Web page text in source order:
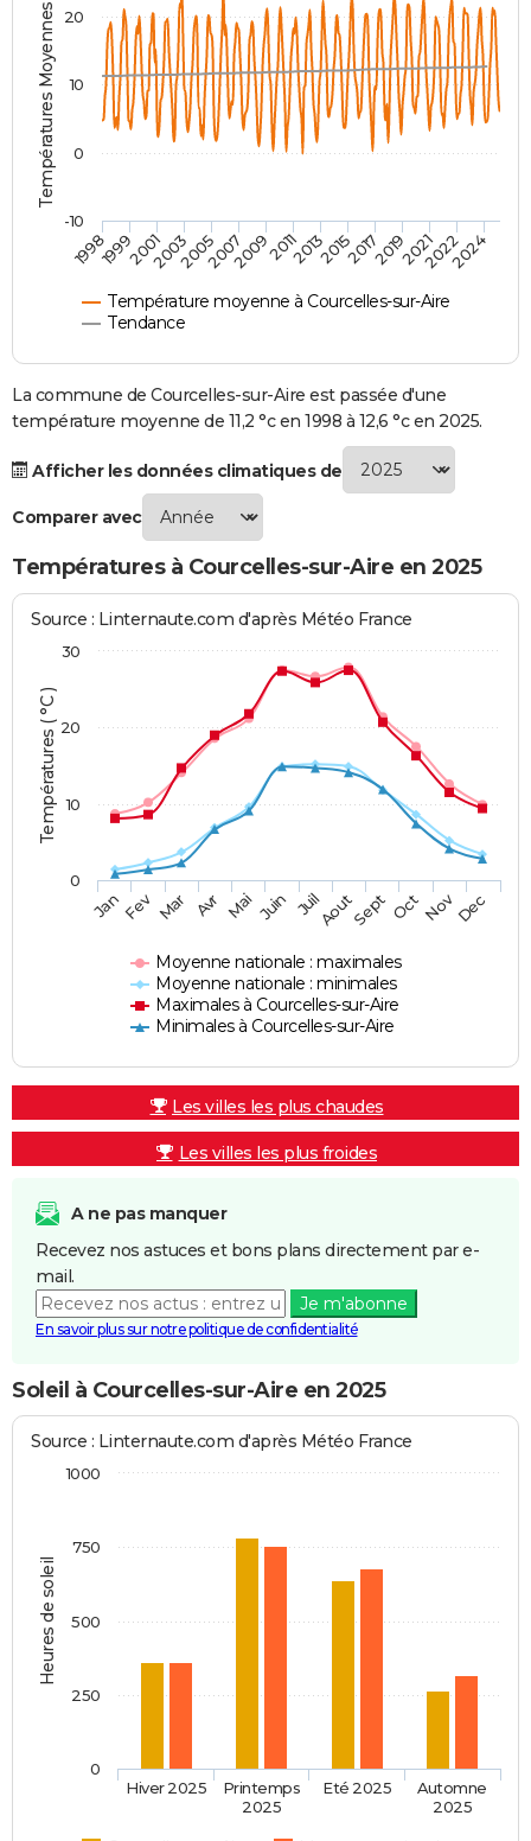
Destinations
City break
Voyage nature
Voyage de noces
Forum
Climat
PHOTO
GUIDES D'ACHAT
BONS PLANS
CARTE DE VOEUX
Carte de Noël
Carte Bonne année
Carte Saint-Valentin
Carte Pâques
Carte d'anniversaire
DICTIONNAIRE
Dictionnaire
Biographies
Citations
Expressions
Proverbes
PROGRAMME TV
COPAINS D'AVANT
S'inscrire
Se connecter
Lycées
Collèges
Primaires
Universités
Entreprises
Service militaire
Avis de recherche
AVIS DE DÉCÈS
FORUM
Températures Moyennes ( °C )
Température moyenne à Courcelles-sur-Aire
Tendance
199819992001200320052007200920112013201520172019202120222024
-10
0
10
20
La commune de Courcelles-sur-Aire est passée d'une
température moyenne de 11,2 °c en 1998 à 12,6 °c en 2025.
Afficher les données climatiques de
Comparer avec
Températures à Courcelles-sur-Aire en 2025
Températures ( °C )
Source : Linternaute.com d'après Météo France
Moyenne nationale : maximales
Moyenne nationale : minimales
Maximales à Courcelles-sur-Aire
Minimales à Courcelles-sur-Aire
JanFev Mar Avr Mai Juin JuilAoutSept OctNovDec
0
10
20
30
Les villes les plus chaudes
Les villes les plus froides
A ne pas manquer
Recevez nos astuces et bons plans directement par e-
mail.
Je m'abonne
En savoir plus sur notre politique de confidentialité
Soleil à Courcelles-sur-Aire en 2025
Heures de soleil
Source : Linternaute.com d'après Météo France
Hiver 2025
Printemps
2025
Eté 2025
Automne
2025
0
1000
250
500
750